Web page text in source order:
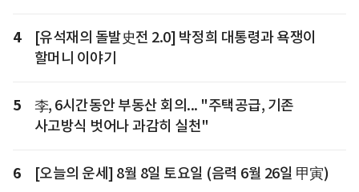
4
[유석재의 돌발史전 2.0] 박정희 대통령과 욕쟁이
할머니 이야기
5
李, 6시간동안 부동산 회의... "주택공급, 기존
사고방식 벗어나 과감히 실천"
6 [오늘의 운세] 8월 8일 토요일 (음력 6월 26일 甲寅)